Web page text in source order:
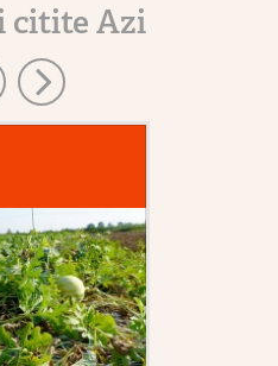
citite Azi